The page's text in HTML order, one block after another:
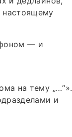
настоящему
— и
на тему „…“».
и